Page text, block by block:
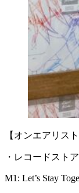
【オンエアリスト
・レコードスト
M1: Let’s Stay